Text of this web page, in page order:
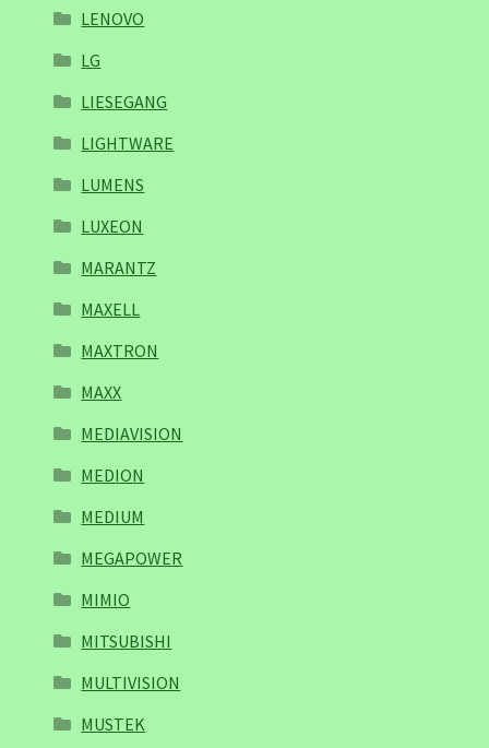
LENOVO
LG
LIESEGANG
LIGHTWARE
LUMENS
LUXEON
MARANTZ
MAXELL
MAXTRON
MAXX
MEDIAVISION
MEDION
MEDIUM
MEGAPOWER
MIMIO
MITSUBISHI
MULTIVISION
MUSTEK